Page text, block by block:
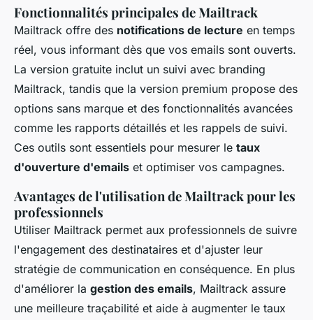
Fonctionnalités principales de Mailtrack
Mailtrack offre des notifications de lecture en temps
réel, vous informant dès que vos emails sont ouverts.
La version gratuite inclut un suivi avec branding
Mailtrack, tandis que la version premium propose des
options sans marque et des fonctionnalités avancées
comme les rapports détaillés et les rappels de suivi.
Ces outils sont essentiels pour mesurer le taux
d'ouverture d'emails et optimiser vos campagnes.
Avantages de l'utilisation de Mailtrack pour les
professionnels
Utiliser Mailtrack permet aux professionnels de suivre
l'engagement des destinataires et d'ajuster leur
stratégie de communication en conséquence. En plus
d'améliorer la gestion des emails, Mailtrack assure
une meilleure traçabilité et aide à augmenter le taux